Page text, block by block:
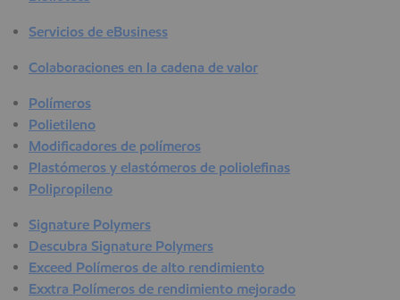
Servicios de eBusiness
Colaboraciones en la cadena de valor
Polímeros
Polietileno
Modificadores de polímeros
Plastómeros y elastómeros de poliolefinas
Polipropileno
Signature Polymers
Descubra Signature Polymers
Exceed Polímeros de alto rendimiento
Exxtra Polímeros de rendimiento mejorado